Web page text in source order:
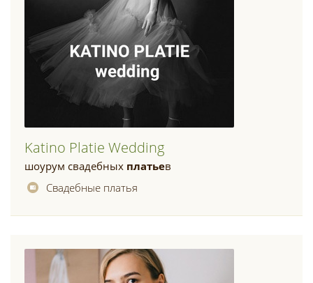
Katino Platie Wedding
шоурум свадебных платьев
Свадебные платья